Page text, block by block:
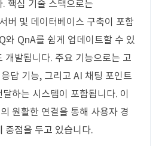
핵심 기술 스택으로는
버 및 데이터베이스 구축이 포함
와 QnA를 쉽게 업데이트할 수 있
개발됩니다. 주요 기능으로는 고
답 기능, 그리고 AI 채팅 포인트
하는 시스템이 포함됩니다. 이
원활한 연결을 통해 사용자 경
중점을 두고 있습니다.